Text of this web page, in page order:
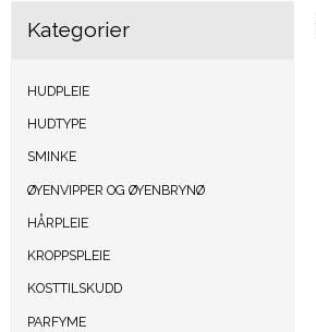
Kategorier
HUDPLEIE
HUDTYPE
SMINKE
ØYENVIPPER OG ØYENBRYNØ
HÅRPLEIE
KROPPSPLEIE
KOSTTILSKUDD
PARFYME